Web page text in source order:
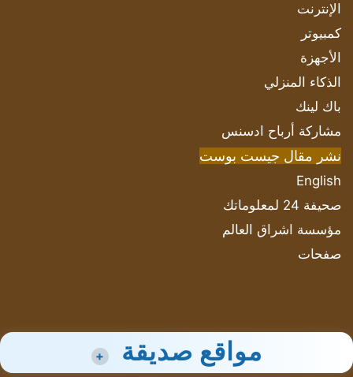
الإنترنت
كمبيوتر
الأجهزة
الذكاء المنزلي
باك لينك
مشاركة أرباح ادسنس
نشر مقال جيست بوست
English
صحيفة 24 لمعلوماتك
مؤسسة اشراق العالم
صفحات
مواقع صديقة +